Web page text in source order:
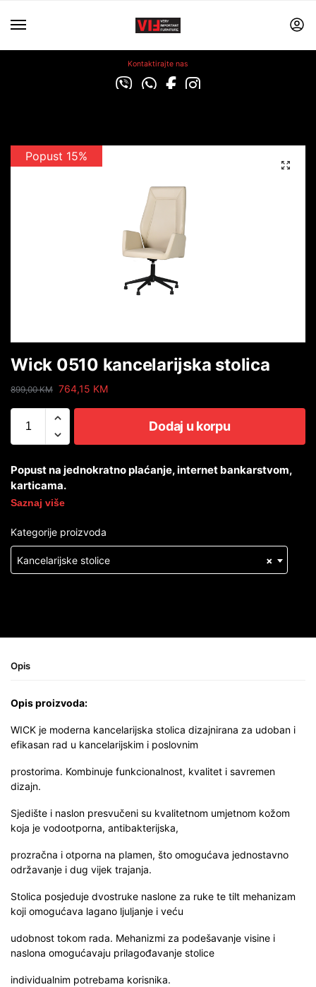
Kontaktirajte nas
Popust 15%
Wick 0510 kancelarijska stolica
899,00KM 764,15 KM
Dodaj u korpu
Popust na jednokratno plaćanje, internet bankarstvom,
karticama.
Saznaj više
Kategorije proizvoda
×
Kancelarijske stolice
Opis
Opis proizvoda:
WICK je moderna kancelarijska stolica dizajnirana za udoban i
efikasan rad u kancelarijskim i poslovnim
prostorima. Kombinuje funkcionalnost, kvalitet i savremen
dizajn.
Sjedište i naslon presvučeni su kvalitetnom umjetnom kožom
koja je vodootporna, antibakterijska,
prozračna i otporna na plamen, što omogućava jednostavno
održavanje i dug vijek trajanja.
Stolica posjeduje dvostruke naslone za ruke te tilt mehanizam
koji omogućava lagano ljuljanje i veću
udobnost tokom rada. Mehanizmi za podešavanje visine i
naslona omogućavaju prilagođavanje stolice
individualnim potrebama korisnika.